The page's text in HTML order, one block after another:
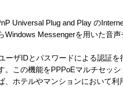
Universal Plug and Play の
Windows Messengerを用いた音
ーザIDとパスワードによる認証
。この機能をPPPoEマルチセッ
、ホテルやマンションにおいて